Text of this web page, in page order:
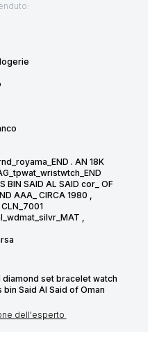
. AN 18K
BIN SAID AL SAID cor_ OF
AAA_ CIRCA 1980 ,
,
diamond set bracelet watch
Said Al Said of Oman
dell'esperto